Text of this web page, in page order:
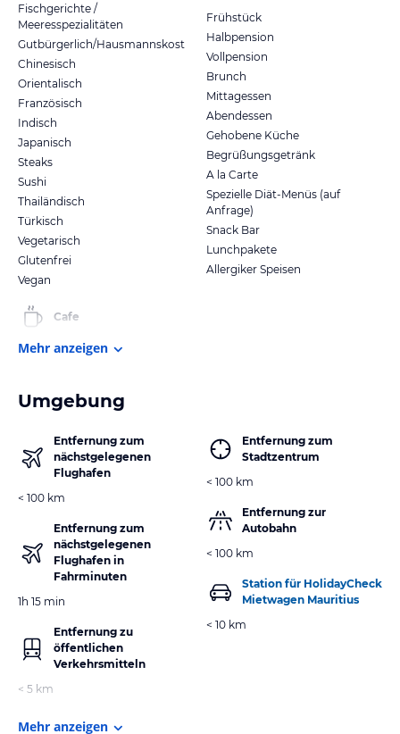
Fischgerichte /
Meeresspezialitäten
Gutbürgerlich/Hausmannskost
Chinesisch
Orientalisch
Französisch
Indisch
Japanisch
Steaks
Sushi
Thailändisch
Türkisch
Vegetarisch
Glutenfrei
Vegan
Cafe
Frühstück
Halbpension
Vollpension
Brunch
Mittagessen
Abendessen
Gehobene Küche
Begrüßungsgetränk
A la Carte
Spezielle Diät-Menüs (auf
Anfrage)
Snack Bar
Lunchpakete
Allergiker Speisen
Mehr anzeigen
Umgebung
Entfernung zum
nächstgelegenen
Flughafen
< 100 km
Entfernung zum
nächstgelegenen
Flughafen in
Fahrminuten
1h 15 min
Entfernung zu
öffentlichen
Verkehrsmitteln
< 5 km
Entfernung zum
Stadtzentrum
< 100 km
Entfernung zur
Autobahn
< 100 km
Station für HolidayCheck
Mietwagen Mauritius
< 10 km
Mehr anzeigen